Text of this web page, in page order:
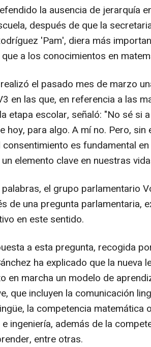
la ausencia de jerarquía
después de que la
'Pam', diera más
a los conocimientos en
el pasado mes de marzo
en las que, en referencia a las
etapa escolar, señaló: "No sé si
hoy, para algo. A mí no. Pero, sin
es fundamental
elemento clave en nuestras
el grupo parlamentario
de una pregunta parlamentaria,
en este sentido.
a esta pregunta, recogida
ha explicado que la nueva
en marcha un modelo de
que incluyen la comunicación
la competencia matemática
ingeniería, además de la
entre otras.